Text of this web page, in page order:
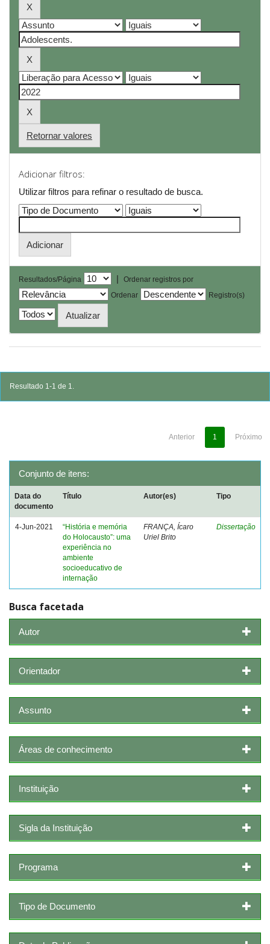
Retornar valores
Adicionar filtros:
Utilizar filtros para refinar o resultado de busca.
Resultados/Página |
Ordenar registros por
Ordenar
Registro(s)
Resultado 1-1 de 1.
Anterior 1 Próximo
Conjunto de itens:
Data do
documento
Título Autor(es) Tipo
4-Jun-2021
“História e memória
do Holocausto”: uma
experiência no
ambiente
socioeducativo de
internação
FRANÇA, Ícaro
Uriel Brito
Dissertação
Busca facetada
Autor
Orientador
Assunto
Áreas de conhecimento
Instituição
Sigla da Instituição
Programa
Tipo de Documento